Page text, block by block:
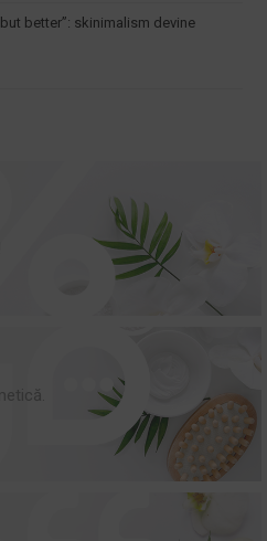
better”: skinimalism devine